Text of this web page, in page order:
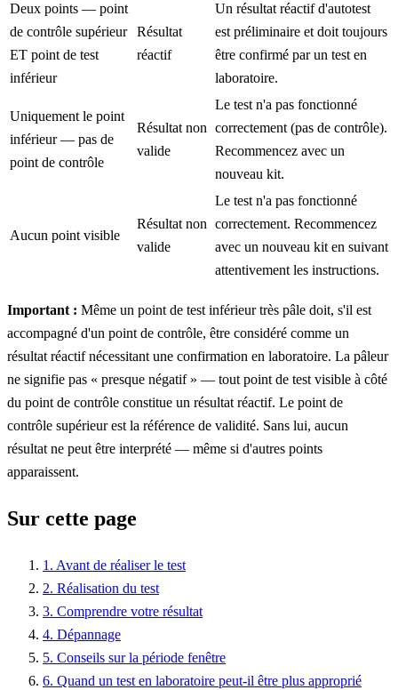
Deux points — point
de contrôle supérieur
ET point de test
inférieur
Résultat
réactif
Un résultat réactif d'autotest
est préliminaire et doit toujours
être confirmé par un test en
laboratoire.
Uniquement le point
inférieur — pas de
point de contrôle
Résultat non
valide
Le test n'a pas fonctionné
correctement (pas de contrôle).
Recommencez avec un
nouveau kit.
Aucun point visible
Résultat non
valide
Le test n'a pas fonctionné
correctement. Recommencez
avec un nouveau kit en suivant
attentivement les instructions.
Important : Même un point de test inférieur très pâle doit, s'il est
accompagné d'un point de contrôle, être considéré comme un
résultat réactif nécessitant une confirmation en laboratoire. La pâleur
ne signifie pas « presque négatif » — tout point de test visible à côté
du point de contrôle constitue un résultat réactif. Le point de
contrôle supérieur est la référence de validité. Sans lui, aucun
résultat ne peut être interprété — même si d'autres points
apparaissent.
Sur cette page
1. Avant de réaliser le test
2. Réalisation du test
3. Comprendre votre résultat
4. Dépannage
5. Conseils sur la période fenêtre
6. Quand un test en laboratoire peut-il être plus approprié